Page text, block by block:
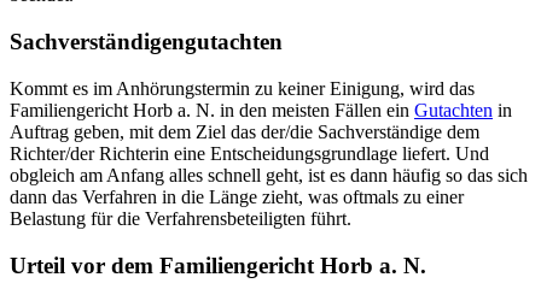
Sachverständigengutachten
Kommt es im Anhörungstermin zu keiner Einigung, wird das
Familiengericht Horb a. N. in den meisten Fällen ein Gutachten in
Auftrag geben, mit dem Ziel das der/die Sachverständige dem
Richter/der Richterin eine Entscheidungsgrundlage liefert. Und
obgleich am Anfang alles schnell geht, ist es dann häufig so das sich
dann das Verfahren in die Länge zieht, was oftmals zu einer
Belastung für die Verfahrensbeteiligten führt.
Urteil vor dem Familiengericht Horb a. N.